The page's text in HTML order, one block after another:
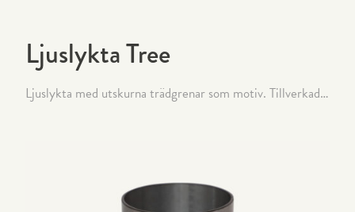
Ljuslykta Tree
Ljuslykta med utskurna trädgrenar som motiv. Tillverkad i klarlackat stål.